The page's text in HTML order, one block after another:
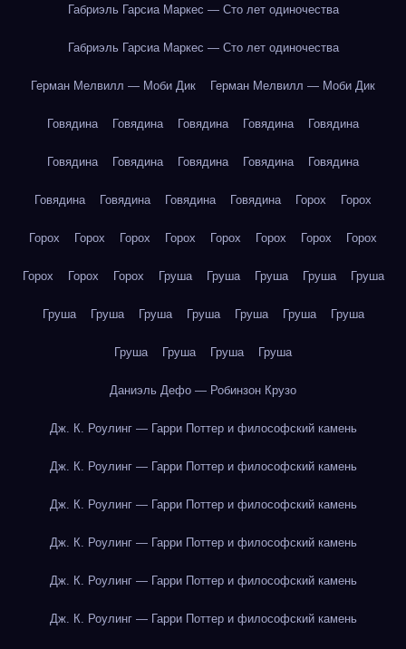
Габриэль Гарсиа Маркес — Сто лет одиночества
Габриэль Гарсиа Маркес — Сто лет одиночества
Герман Мелвилл — Моби Дик Герман Мелвилл — Моби Дик
Говядина Говядина Говядина Говядина Говядина
Говядина Говядина Говядина Говядина Говядина
Говядина Говядина Говядина Говядина Горох Горох
Горох Горох Горох Горох Горох Горох Горох Горох
Горох Горох Горох Груша Груша Груша Груша Груша
Груша Груша Груша Груша Груша Груша Груша
Груша Груша Груша Груша
Даниэль Дефо — Робинзон Крузо
Дж. К. Роулинг — Гарри Поттер и философский камень
Дж. К. Роулинг — Гарри Поттер и философский камень
Дж. К. Роулинг — Гарри Поттер и философский камень
Дж. К. Роулинг — Гарри Поттер и философский камень
Дж. К. Роулинг — Гарри Поттер и философский камень
Дж. К. Роулинг — Гарри Поттер и философский камень